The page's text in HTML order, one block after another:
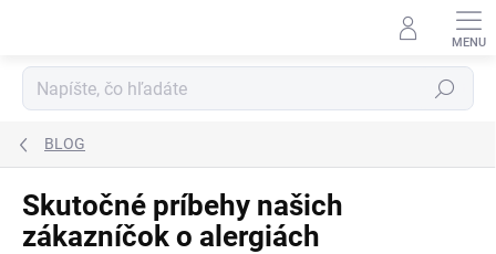
Hľadať
BLOG
Skutočné príbehy našich
zákazníčok o alergiách